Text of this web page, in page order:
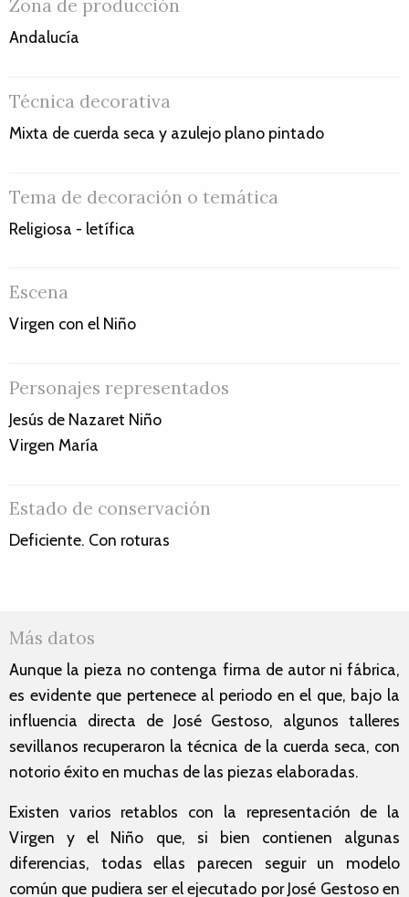
Zona de producción
Andalucía
Técnica decorativa
Mixta de cuerda seca y azulejo plano pintado
Tema de decoración o temática
Religiosa - letífica
Escena
Virgen con el Niño
Personajes representados
Jesús de Nazaret Niño
Virgen María
Estado de conservación
Deficiente. Con roturas
Más datos
Aunque la pieza no contenga firma de autor ni fábrica,
es evidente que pertenece al periodo en el que, bajo la
influencia directa de José Gestoso, algunos talleres
sevillanos recuperaron la técnica de la cuerda seca, con
notorio éxito en muchas de las piezas elaboradas.
Existen varios retablos con la representación de la
Virgen y el Niño que, si bien contienen algunas
diferencias, todas ellas parecen seguir un modelo
común que pudiera ser el ejecutado por José Gestoso en